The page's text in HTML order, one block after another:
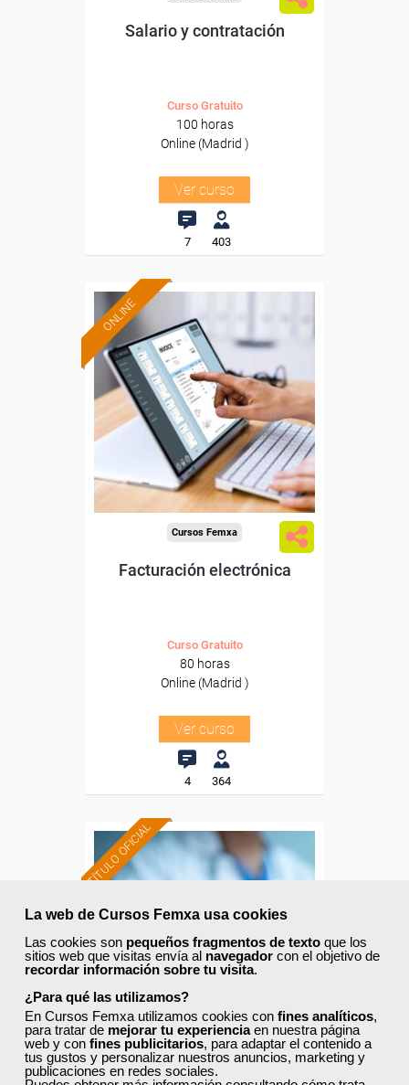
La web de Cursos Femxa usa cookies
Las cookies son pequeños fragmentos de texto que los
sitios web que visitas envía al navegador con el objetivo de
recordar información sobre tu visita.
¿Para qué las utilizamos?
En Cursos Femxa utilizamos cookies con fines analíticos,
para tratar de mejorar tu experienciaen nuestra página
web y con fines publicitarios, para adaptar el contenido a
tus gustos y personalizar nuestros anuncios, marketing y
publicaciones en redes sociales.
Salario y contratación
Curso Gratuito
100 horas
Online (Madrid )
Ver curso
7 403
ONLINE
Formación 100%
subvencionada.
Para trabajadores y
autónomos de Madrid.
Para todos los sectores.
Cursos Femxa
Facturación electrónica
Curso Gratuito
80 horas
Online (Madrid )
Ver curso
4 364
TÍTULO OFICIAL Formación 100%
Para desempleados,
trabajadores y autónomos
de Cataluña.
Para todos los sectores.
Cursos Femxa